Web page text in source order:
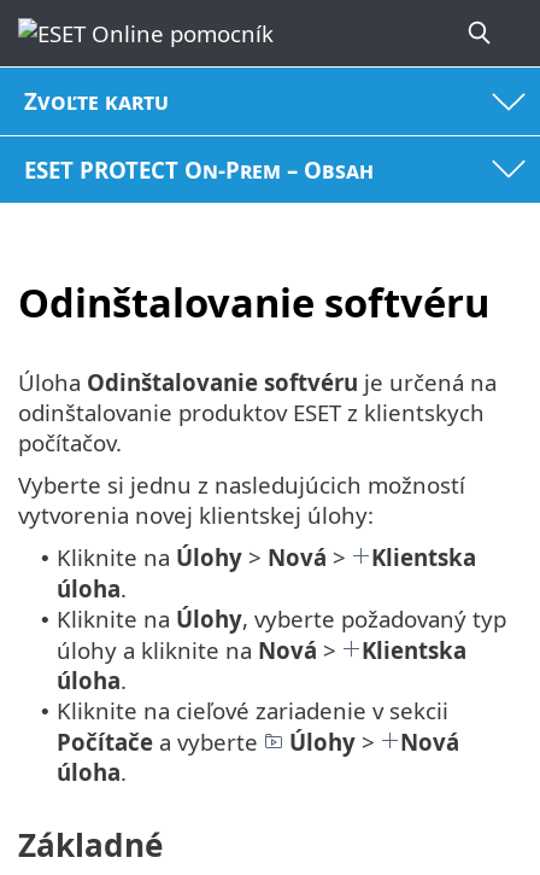
Zvoľte kartu
ESET PROTECT On-Prem – Obsah
Odinštalovanie softvéru
Úloha Odinštalovanie softvéru je určená na
odinštalovanie produktov ESET z klientskych
počítačov.
Vyberte si jednu z nasledujúcich možností
vytvorenia novej klientskej úlohy:
• Kliknite na Úlohy > Nová >
Klientska
úloha.
• Kliknite na Úlohy, vyberte požadovaný typ
úlohy a kliknite na Nová >
Klientska
úloha.
• Kliknite na cieľové zariadenie v sekcii
Počítače a vyberte Úlohy >
Nová
úloha.
Základné